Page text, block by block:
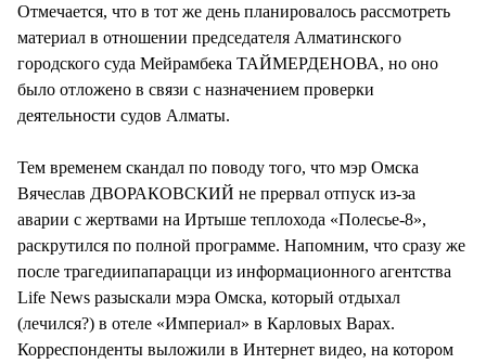
Отмечается, что в тот же день планировалось рассмотреть
материал в отношении председателя Алматинского
городского суда Мейрамбека ТАЙМЕРДЕНОВА, но оно
было отложено в связи с назначением проверки
деятельности судов Алматы.
Тем временем скандал по поводу того, что мэр Омска
Вячеслав ДВОРАКОВСКИЙ не прервал отпуск из-за
аварии с жертвами на Иртыше теплохода «Полесье-8»,
раскрутился по полной программе. Напомним, что сразу же
после трагедиипапарацци из информационного агентства
Life News разыскали мэра Омска, который отдыхал
(лечился?) в отеле «Империал» в Карловых Варах.
Корреспонденты выложили в Интернет видео, на котором